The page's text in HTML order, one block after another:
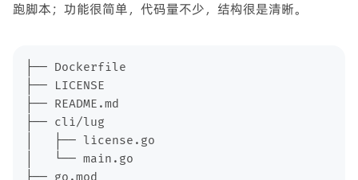
友链
跑脚本；功能很简单，代码量不少，结构很是清晰。